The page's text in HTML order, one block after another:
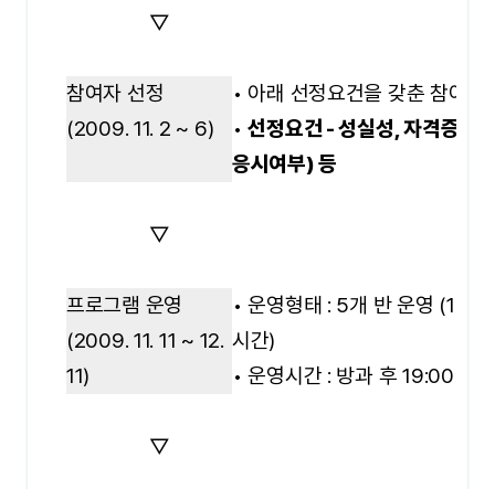
▽
참여자 선정
(2009. 11. 2 ~ 6)
• 아래 선정요건을 갖춘 참여
•선정요건 - 성실성, 자격증 취
응시여부) 등
▽
프로그램 운영
(2009. 11. 11 ~ 12.
11)
• 운영형태 : 5개 반 운영 (1반
시간)
• 운영시간 : 방과 후 19:00 ~
▽